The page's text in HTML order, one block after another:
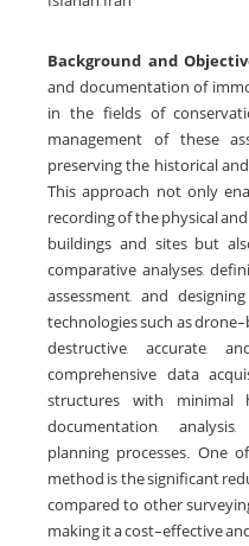
Background and
and documentation of
in the fields of
management of these
preserving the historical
This approach not only
recording of the physical
buildings and sites but
comparative analyses,
assessment, and
technologies such as
destructive, accurate,
comprehensive data
structures with minimal
documentation,
planning processes. One
method is the significant
compared to other
making it a cost-effective